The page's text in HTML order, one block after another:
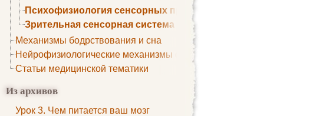
Психофизиология сенсорных процессов
Зрительная сенсорная система
Механизмы бодрствования и сна
Нейрофизиологические механизмы сна
Статьи медицинской тематики
Из архивов
Урок 3. Чем питается ваш мозг